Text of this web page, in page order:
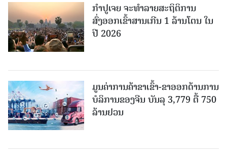
ກຳປູເຈຍ ຈະທຳລາຍສະຖິຕິການ
ສົ່ງອອກເຂົ້າສານເກີນ 1 ລ້ານໂຕນ ໃນ
ປີ 2026
ມູນຄ່າການຄ້າຂາເຂົ້າ-ຂາອອກດ້ານການ
ບໍລິການຂອງຈີນ ບັນລຸ 3,779 ຕື້ 750
ລ້ານຢວນ